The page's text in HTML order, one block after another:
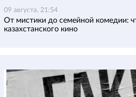
09 августа, 21:54
От мистики до семейной комедии:
казахстанского кино